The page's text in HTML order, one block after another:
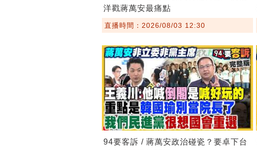
洋戳蔣萬安最痛點
直播時間：2026/08/03 12:30
94要客訴 / 蔣萬安政治碰瓷？要卓下台